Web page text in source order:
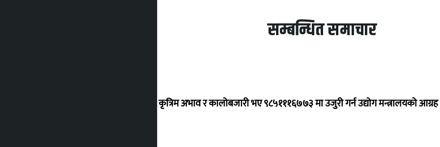
सम्बन्धित समाचार
ग्यासको कृत्रिम अभाव र कालोबजारी भए ९८५१११६७७३ मा उजुरी गर्न उद्योग मन्त्रालयको आग्रह